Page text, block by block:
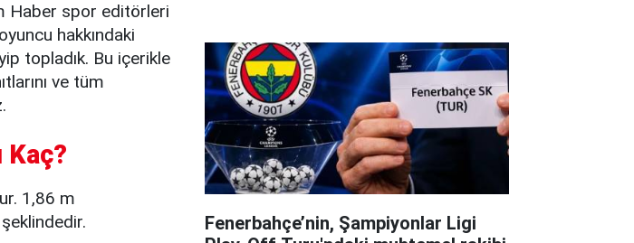
Haber spor editörleri
hakkındaki
topladık. Bu içerikle
ve tüm
Kaç?
1,86 m
Fenerbahçe’nin, Şampiyonlar Ligi